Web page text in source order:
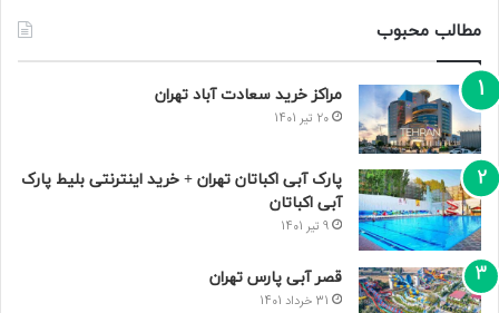
مطالب محبوب
مراکز خرید سعادت‌ آباد تهران
20 تیر 1401
پارک آبی اکباتان تهران + خرید اینترنتی بلیط پارک
آبی اکباتان
9 تیر 1401
قصر آبی پارس تهران
31 خرداد 1401